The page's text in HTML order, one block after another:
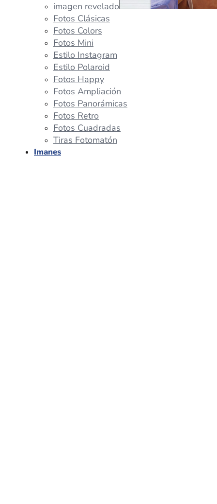
imagen revelado
Fotos Clásicas
Fotos Colors
Fotos Mini
Estilo Instagram
Estilo Polaroid
Fotos Happy
Fotos Ampliación
Fotos Panorámicas
Fotos Retro
Fotos Cuadradas
Tiras Fotomatón
Imanes